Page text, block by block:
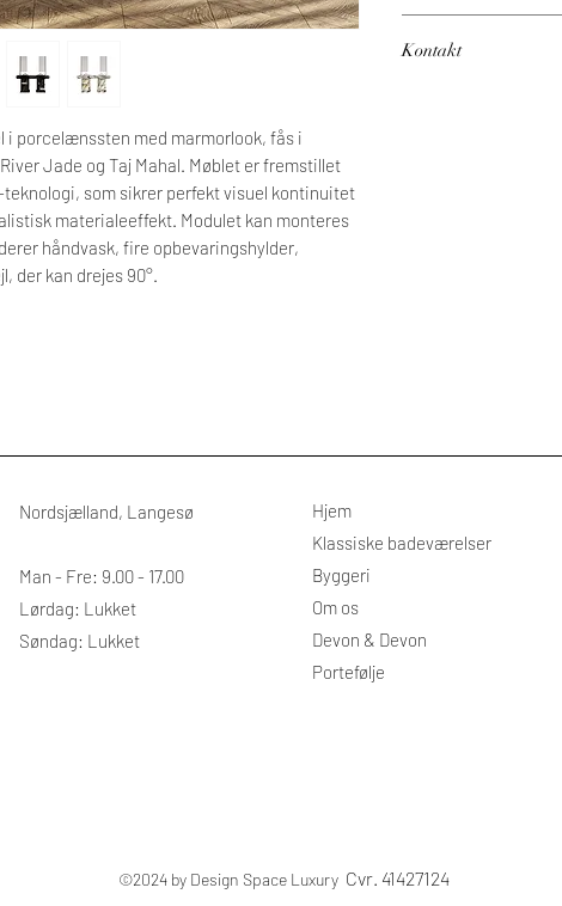
porcelænssten med marmorlook, fås i
Jade og Taj Mahal. Møblet er fremstillet
som sikrer perfekt visuel kontinuitet
materialeeffekt. Modulet kan monteres
håndvask, fire opbevaringshylder,
der kan drejes 90°.
forskellige valg. Den
Kontakt
Nordsjælland, Langesø
Man - Fre: 9.00 - 17.00
​​Lørdag: Lukket
Søndag: Lukket​
Hjem
Klassiske badeværelser
Byggeri
​Om os
Devon & Devon
Portefølje
©2024 by Design Space Luxury Cvr. 41427124